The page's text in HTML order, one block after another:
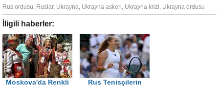
Rus ordusu, Ruslar, Ukrayna, Ukrayna askeri, Ukrayna krizi, Ukrayna ordusu
İligili haberler:
Moskova'da Renkli
Rus Tenisçilerin